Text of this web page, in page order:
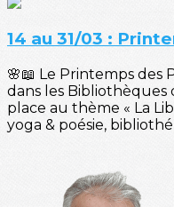
14 au 31/03 :
🌸📖 Le Printemps des
dans les Bibliothèques
place au thème « La
yoga & poésie,